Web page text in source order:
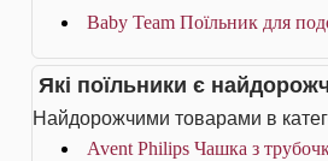
Baby Team Поїльник для
Які поїльники є
Найдорожчими товарами в
Avent Philips Чашка з